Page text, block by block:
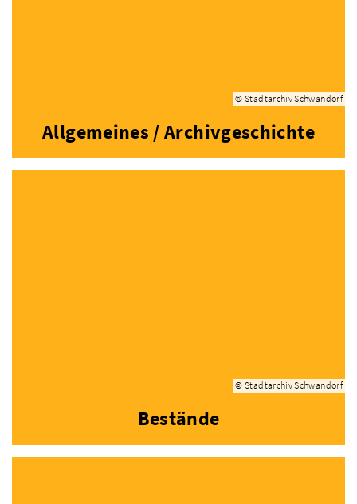
© Stadtarchiv Schwandorf
Allgemeines / Archivgeschichte
© Stadtarchiv Schwandorf
Bestände